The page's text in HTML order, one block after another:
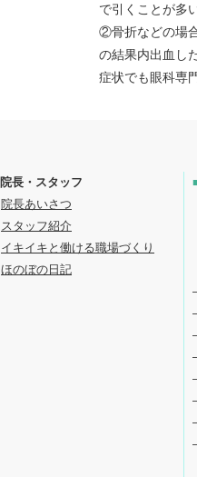
で引くことが多
②骨折などの場
の結果内出血し
症状でも眼科専
院長・スタッフ
院長あいさつ
スタッフ紹介
イキイキと働ける職場づくり
ほのぼの日記